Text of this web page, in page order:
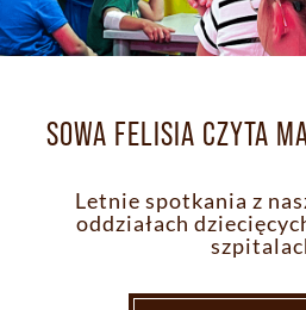
SOWA FELISIA CZYTA
Letnie spotkania z
oddziałach